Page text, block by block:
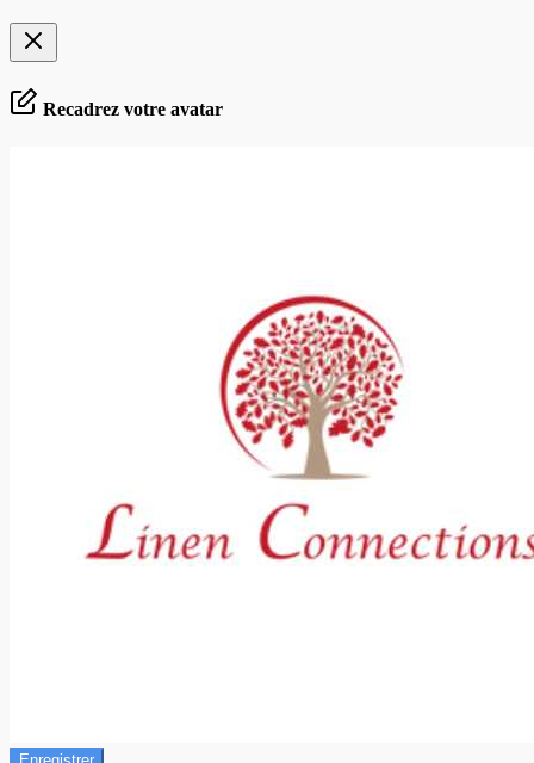
Recadrez votre avatar